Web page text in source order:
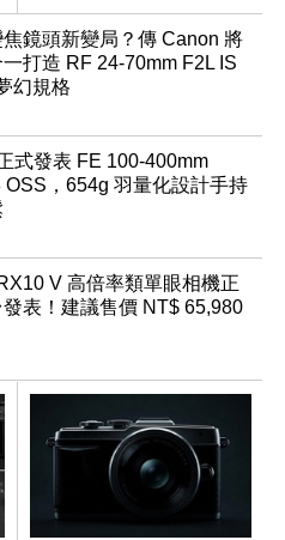
鏡頭新變局？傳 Canon 將
打造 RF 24-70mm F2L IS
幻規格
式發表 FE 100-400mm
OSS，654g 羽量化設計手持
V 高倍率類單眼相機正
表！建議售價 NT$ 65,980